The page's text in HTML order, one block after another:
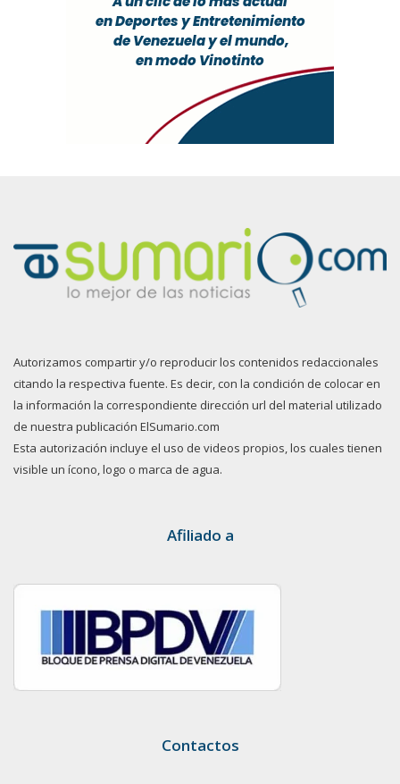
Autorizamos compartir y/o reproducir los contenidos redaccionales
citando la respectiva fuente. Es decir, con la condición de colocar en
la información la correspondiente dirección url del material utilizado
de nuestra publicación ElSumario.com
Esta autorización incluye el uso de videos propios, los cuales tienen
visible un ícono, logo o marca de agua.
Afiliado a
Contactos